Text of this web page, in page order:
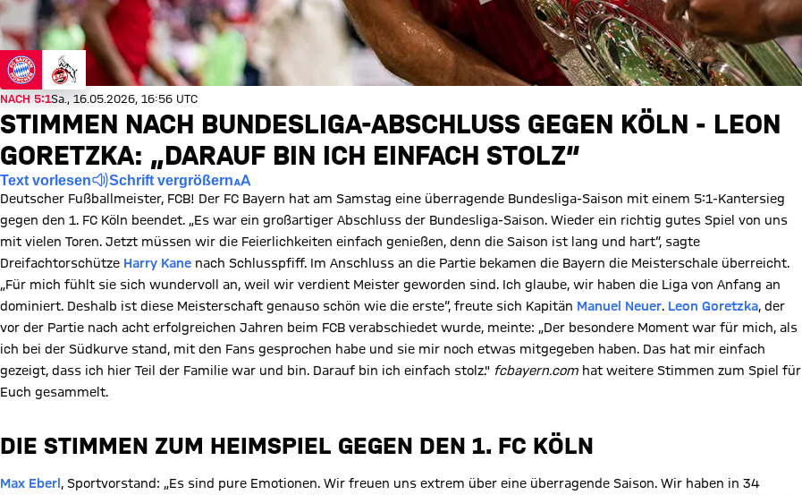
NACH 5:1Sa., 16.05.2026, 16:56 UTC
STIMMEN NACH BUNDESLIGA-ABSCHLUSS GEGEN KÖLN - LEON
GORETZKA: „DARAUF BIN ICH EINFACH STOLZ“
Text vorlesen Schrift vergrößern
Deutscher Fußballmeister, FCB! Der FC Bayern hat am Samstag eine überragende Bundesliga-Saison mit einem 5:1-Kantersieg
gegen den 1. FC Köln beendet. „Es war ein großartiger Abschluss der Bundesliga-Saison. Wieder ein richtig gutes Spiel von uns
mit vielen Toren. Jetzt müssen wir die Feierlichkeiten einfach genießen, denn die Saison ist lang und hart“, sagte
Dreifachtorschütze Harry Kane nach Schlusspfiff. Im Anschluss an die Partie bekamen die Bayern die Meisterschale überreicht.
„Für mich fühlt sie sich wundervoll an, weil wir verdient Meister geworden sind. Ich glaube, wir haben die Liga von Anfang an
dominiert. Deshalb ist diese Meisterschaft genauso schön wie die erste“, freute sich Kapitän Manuel Neuer. Leon Goretzka, der
vor der Partie nach acht erfolgreichen Jahren beim FCB verabschiedet wurde, meinte: „Der besondere Moment war für mich, als
ich bei der Südkurve stand, mit den Fans gesprochen habe und sie mir noch etwas mitgegeben haben. Das hat mir einfach
gezeigt, dass ich hier Teil der Familie war und bin. Darauf bin ich einfach stolz." fcbayern.com hat weitere Stimmen zum Spiel für
Euch gesammelt.
DIE STIMMEN ZUM HEIMSPIEL GEGEN DEN 1. FC KÖLN
Max Eberl , Sportvorstand: „Es sind pure Emotionen. Wir freuen uns extrem über eine überragende Saison. Wir haben in 34